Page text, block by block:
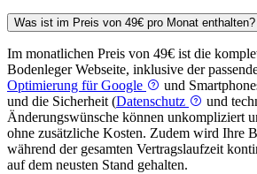
Was ist im Preis von 49€ pro Monat enthalten?
Im monatlichen Preis von 49€ ist die
Bodenleger Webseite, inklusive der
Optimierung für Google
und
und die Sicherheit (Datenschutz und
Änderungswünsche können unkompliziert
ohne zusätzliche Kosten. Zudem wird Ihre
während der gesamten Vertragslaufzeit
auf dem neusten Stand gehalten.